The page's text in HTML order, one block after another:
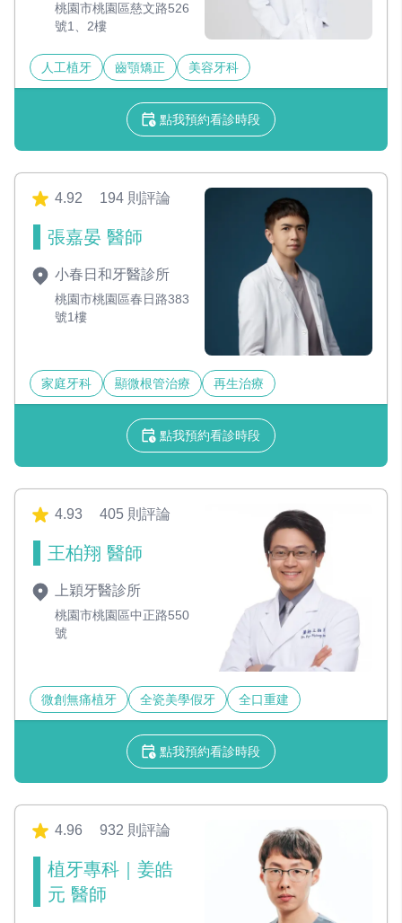
桃園市桃園區慈文路526
號1、2樓
人工植牙 齒顎矯正 美容牙科
點我預約看診時段
4.92 194 則評論
張嘉晏 醫師
小春日和牙醫診所
桃園市桃園區春日路383
號1樓
家庭牙科 顯微根管治療 再生治療
點我預約看診時段
4.93 405 則評論
王柏翔 醫師
上穎牙醫診所
桃園市桃園區中正路550
號
微創無痛植牙 全瓷美學假牙 全口重建
點我預約看診時段
4.96 932 則評論
植牙專科｜姜皓
元 醫師